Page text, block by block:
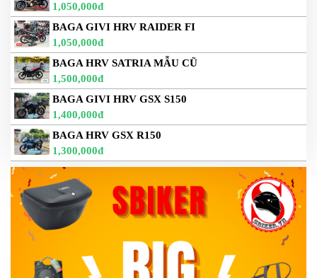
1,050,000đ
BAGA GIVI HRV RAIDER FI
1,050,000đ
BAGA HRV SATRIA MẪU CŨ
1,500,000đ
BAGA GIVI HRV GSX S150
1,400,000đ
BAGA HRV GSX R150
1,300,000đ